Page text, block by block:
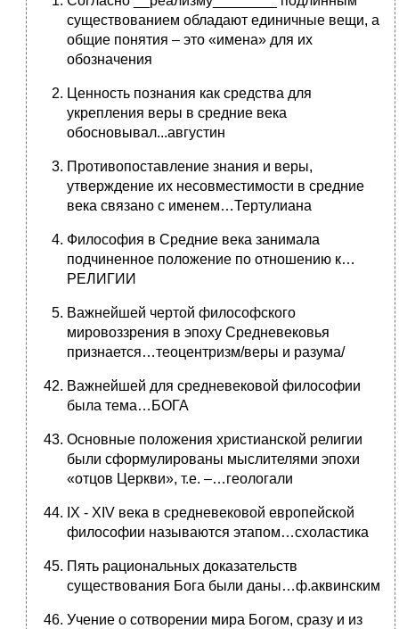
существованием обладают единичные вещи, а
общие понятия – это «имена» для их
обозначения
Ценность познания как средства для
укрепления веры в средние века
обосновывал...августин
Противопоставление знания и веры,
утверждение их несовместимости в средние
века связано с именем…Тертулиана
Философия в Средние века занимала
подчиненное положение по отношению к…
РЕЛИГИИ
Важнейшей чертой философского
мировоззрения в эпоху Средневековья
признается…теоцентризм/веры и разума/
Важнейшей для средневековой философии
была тема…БОГА
Основные положения христианской религии
были сформулированы мыслителями эпохи
«отцов Церкви», т.е. –…геологали
IX - XIV века в средневековой европейской
философии называются этапом…схоластика
Пять рациональных доказательств
существования Бога были даны…ф.аквинским
Учение о сотворении мира Богом, сразу и из